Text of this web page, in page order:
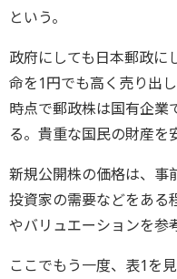
という。
政府にしても日本郵政に
命を1円でも高く売り出
時点で郵政株は国有企業
る。貴重な国民の財産を
新規公開株の価格は、事
投資家の需要などをある
やバリュエーションを参
ここでもう一度、表1を